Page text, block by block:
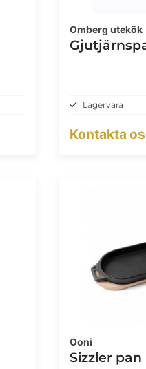
Omberg utekök
Lagervara
Kontakta
Ooni
Sizzler pan